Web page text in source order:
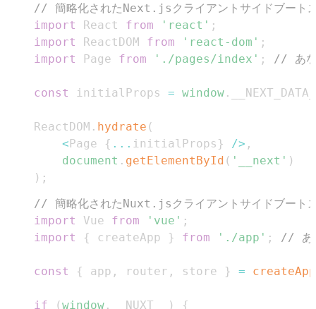
// 簡略化されたNext.jsクライアントサイドブート
import
React from 'react' ;
import
ReactDOM from 'react-dom' ;
import
Page from './pages/index' ; // あな
const initialProps = window .
ReactDOM . hydrate (
<Page { ... initialProps } /> ,
document . getElementById ( '__next' )
) ;
// 簡略化されたNuxt.jsクライアントサイドブート
import
Vue from 'vue' ;
import
{ createApp } from './app' ; // あ
const { app , router , store } = createApp
if (window . __NUXT__ )
{